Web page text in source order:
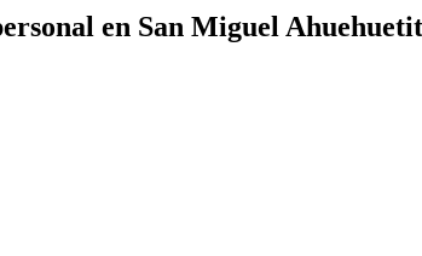
en San Miguel